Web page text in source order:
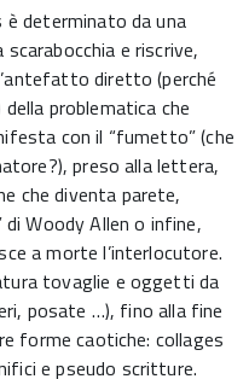
è determinato da una
e riscrive,
diretto (perché
problematica che
con il “fumetto” (che
preso alla lettera,
che diventa parete,
Woody Allen o infine,
a morte l’interlocutore.
tovaglie e oggetti da
posate …), fino alla fine
forme caotiche: collages
e pseudo scritture.